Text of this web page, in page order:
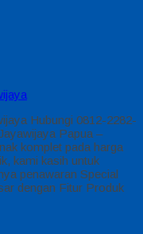
Hubungi 0812-2282-
Papua –
komplet pada harga
kami kasih untuk
penawaran Special
dengan Fitur Produk